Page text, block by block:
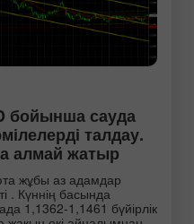
бойынша сауда
талдау.
алмай жатыр
жұбы аз адамдар
. Күннің басында
1,1362-1,1461 бүйірлік